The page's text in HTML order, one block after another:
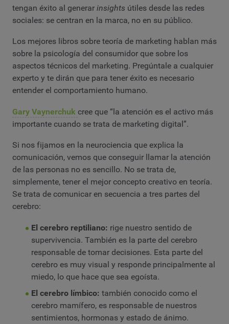
tengan éxito al generar insights útiles desde las redes
sociales: se centran en la marca, no en su público.
Los mejores libros sobre teoría de marketing hablan más
sobre la psicología del consumidor que sobre los
aspectos técnicos del marketing. Pregúntale a cualquier
experto y te dirán que para tener éxito es necesario
entender el comportamiento humano.
Gary Vaynerchuk cree que “la atención es el activo más
importante cuando se trata de marketing digital”.
Si nos fijamos en la neurociencia que explica la
comunicación, vemos que conseguir llamar la atención
de las personas no es sencillo. No se trata de,
simplemente, tener el mejor concepto creativo en teoría.
Se trata de comunicar en secuencia a tres partes del
cerebro:
El cerebro reptiliano: rige nuestro sentido de
supervivencia. También es la parte del cerebro
responsable de tomar decisiones. Esta parte del
cerebro es muy visual y responde principalmente al
miedo, lo que hace que sea egoísta.
El cerebro límbico: también conocido como el
cerebro mamífero, es responsable de nuestros
sentimientos, hormonas y estado de ánimo.